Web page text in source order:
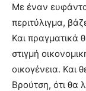
Με έναν
περιτύλιγμα,
Και πραγματικά
στιγμή
οικογένεια. Και
Βρούτση, ότι θα